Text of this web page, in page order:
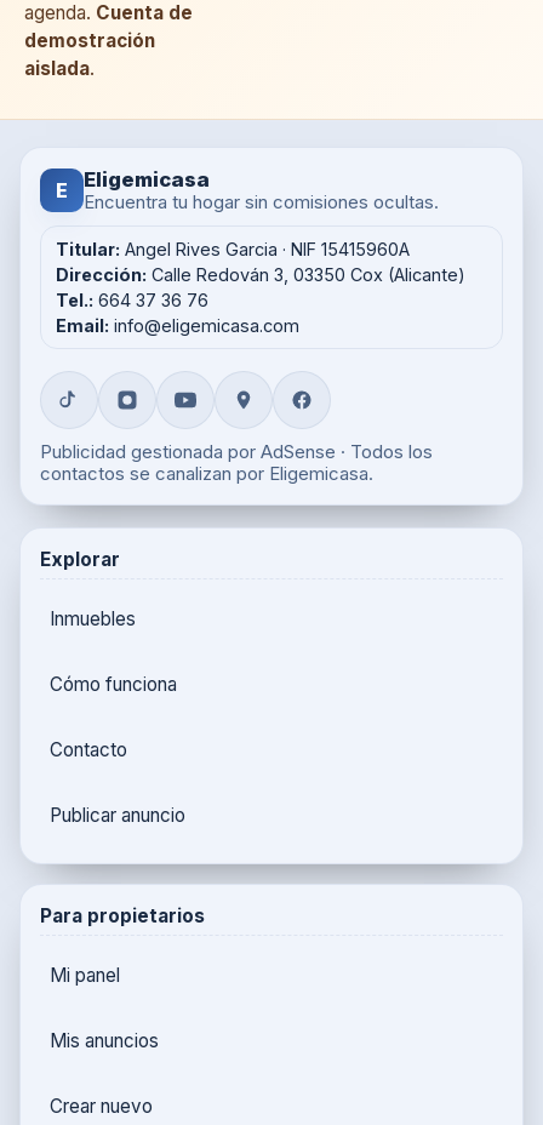
agenda. Cuenta de
demostración
aislada.
E Eligemicasa
Encuentra tu hogar sin comisiones ocultas.
Titular: Angel Rives Garcia · NIF 15415960A
Dirección: Calle Redován 3, 03350 Cox (Alicante)
Tel.: 664 37 36 76
Email: info@eligemicasa.com
Publicidad gestionada por AdSense · Todos los
contactos se canalizan por Eligemicasa.
Explorar
Inmuebles
Cómo funciona
Contacto
Publicar anuncio
Para propietarios
Mi panel
Mis anuncios
Crear nuevo